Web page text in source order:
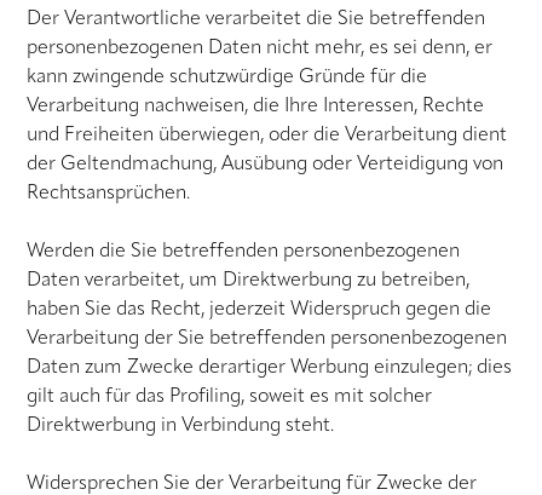
Der Verantwortliche verarbeitet die Sie betreffenden
personenbezogenen Daten nicht mehr, es sei denn, er
kann zwingende schutzwürdige Gründe für die
Verarbeitung nachweisen, die Ihre Interessen, Rechte
und Freiheiten überwiegen, oder die Verarbeitung dient
der Geltendmachung, Ausübung oder Verteidigung von
Rechtsansprüchen.
Werden die Sie betreffenden personenbezogenen
Daten verarbeitet, um Direktwerbung zu betreiben,
haben Sie das Recht, jederzeit Widerspruch gegen die
Verarbeitung der Sie betreffenden personenbezogenen
Daten zum Zwecke derartiger Werbung einzulegen; dies
gilt auch für das Profiling, soweit es mit solcher
Direktwerbung in Verbindung steht.
Widersprechen Sie der Verarbeitung für Zwecke der